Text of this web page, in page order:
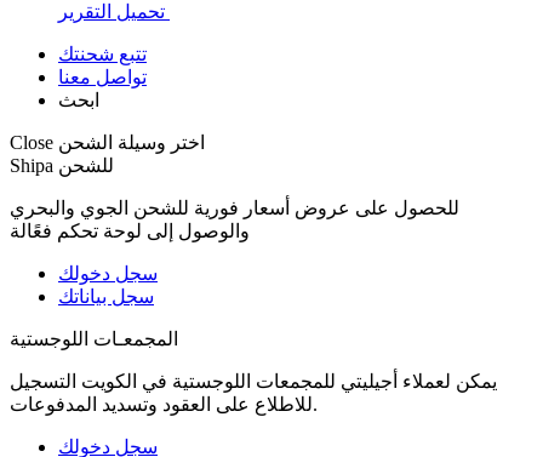
تحميل التقرير
تتبع شحنتك
تواصل معنا
ابحث
Close اختر وسيلة الشحن
Shipa للشحن
للحصول على عروض أسعار فورية للشحن الجوي والبحري
والوصول إلى لوحة تحكم فعًالة
سجل دخولك
سجل بياناتك
المجمعـات اللوجستية
يمكن لعملاء أجيليتي للمجمعات اللوجستية في الكويت التسجيل
للاطلاع على العقود وتسديد المدفوعات.
سجل دخولك